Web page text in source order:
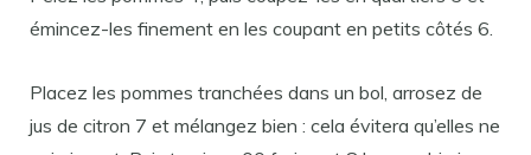
émincez-les finement en les coupant en petits côtés 6.
Placez les pommes tranchées dans un bol, arrosez de
jus de citron 7 et mélangez bien : cela évitera qu’elles ne